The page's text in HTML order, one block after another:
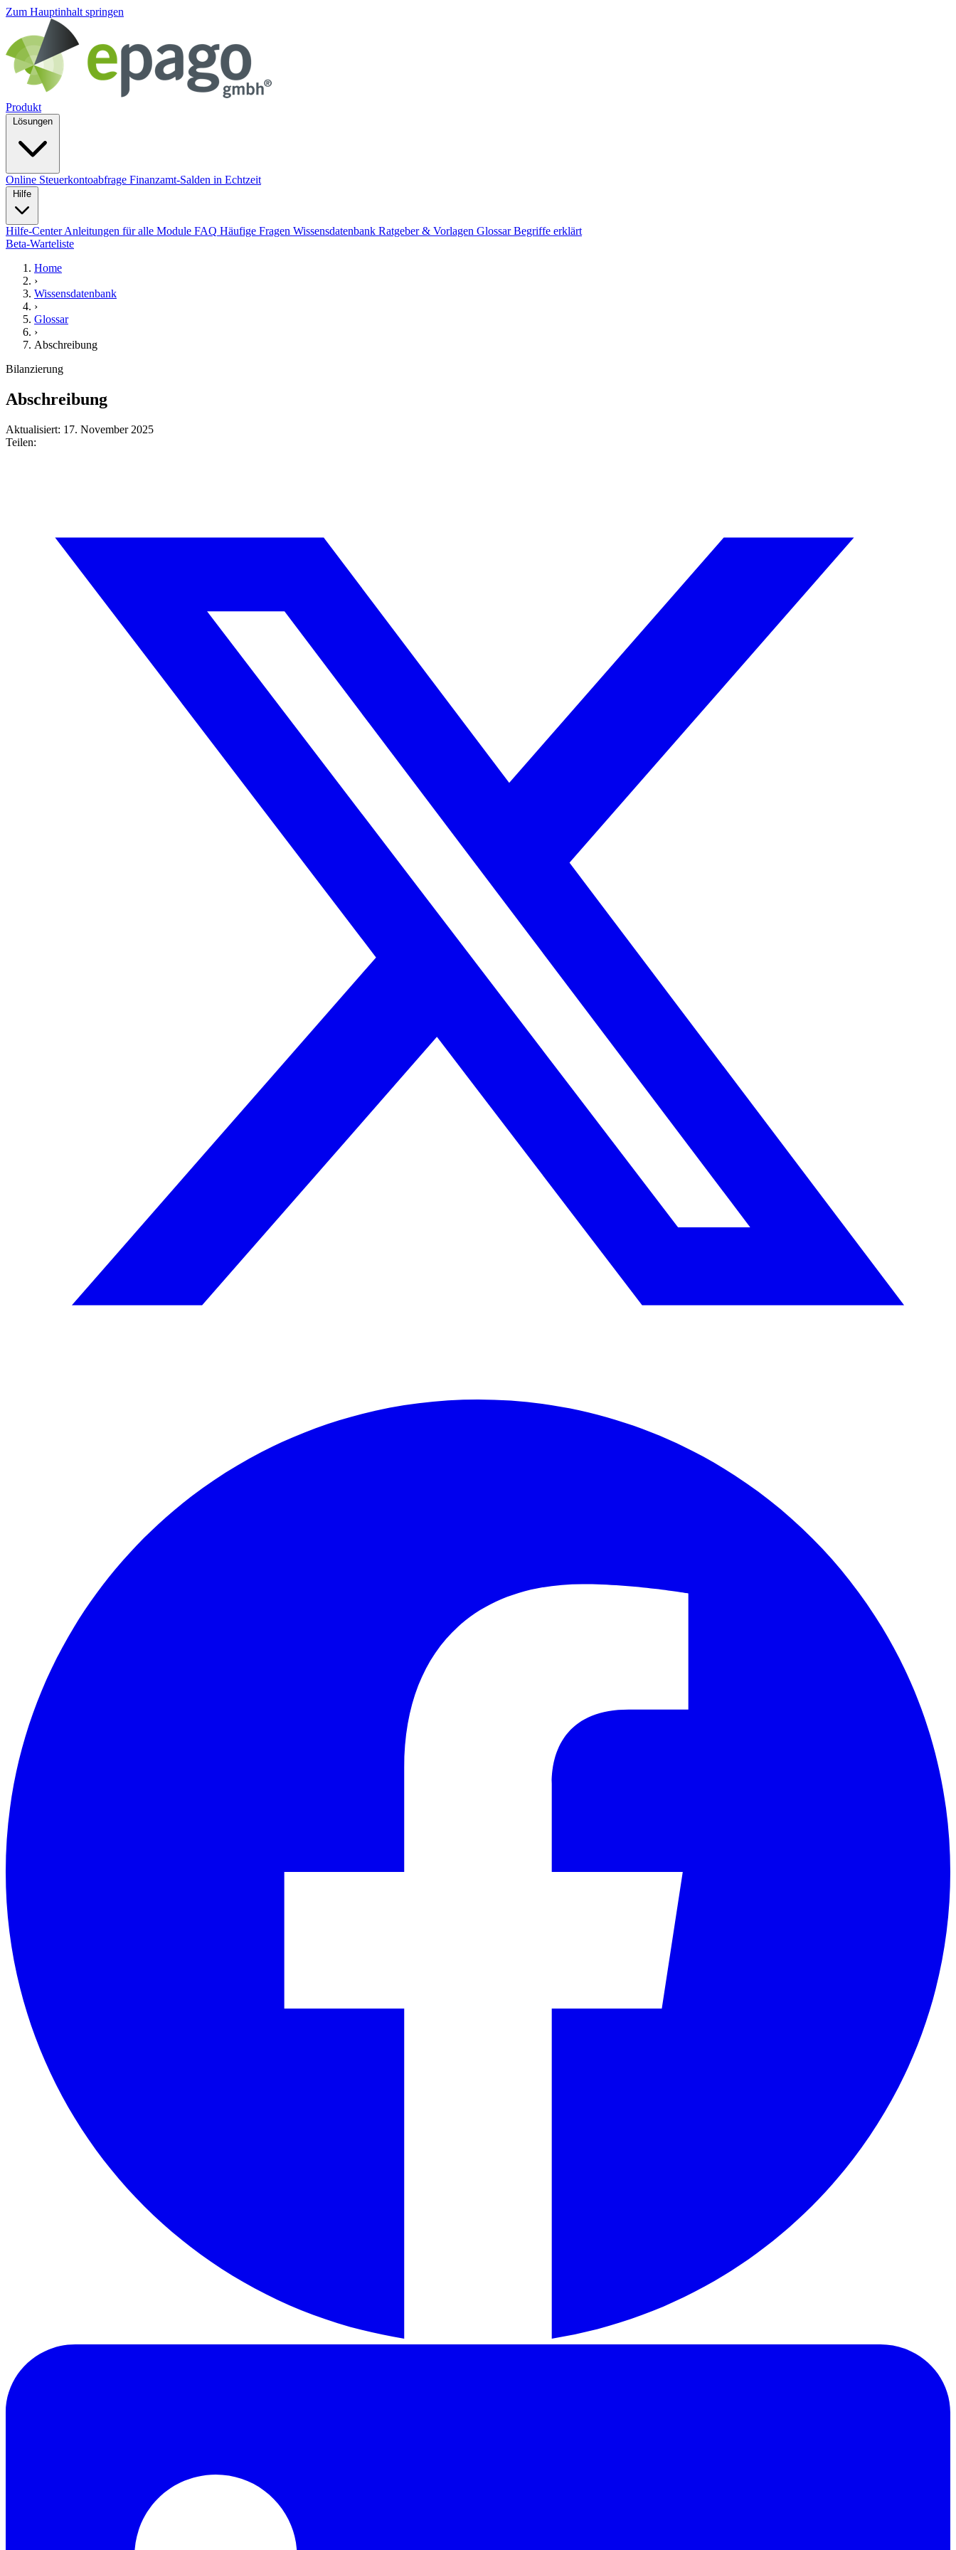
Zum Hauptinhalt springen
Produkt
Online Steuerkontoabfrage Finanzamt-Salden in Echtzeit
Hilfe-Center Anleitungen für alle Module FAQ Häufige Fragen Wissensdatenbank Ratgeber & Vorlagen Glossar Begriffe erklärt
Beta-Warteliste
Home
›
Wissensdatenbank
›
Glossar
›
Abschreibung
Bilanzierung
Abschreibung
Aktualisiert: 17. November 2025
Teilen: